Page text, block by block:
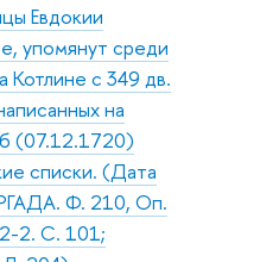
Евдокии
упомянут среди
Котлине с 349 дв.
на
(07.12.1720)
списки. (Дата
Ф. 210, Оп.
2. С. 101;